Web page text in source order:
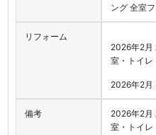
ング 全室
リフォーム
2026年2月
室・トイレ
2026年2月
備考
2026年2月
室・トイレ